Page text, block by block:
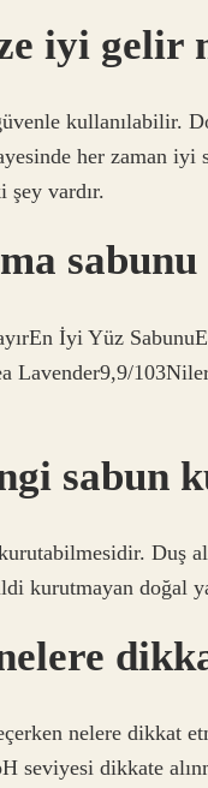
iyi gelir
kullanılabilir.
her zaman
vardır.
İyi Yüz
Lavender9,9/
sabun
Duş
kurutmayan doğal
nelere dikkat
seviyesi dikkate